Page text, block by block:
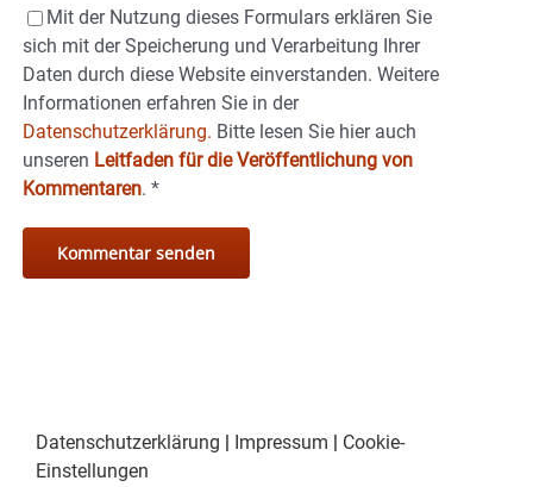
Mit der Nutzung dieses Formulars erklären Sie
sich mit der Speicherung und Verarbeitung Ihrer
Daten durch diese Website einverstanden. Weitere
Informationen erfahren Sie in der
Datenschutzerklärung. Bitte lesen Sie hier auch
unseren Leitfaden für die Veröffentlichung von
Kommentaren. *
Datenschutzerklärung Impressum
Cookie-
Einstellungen